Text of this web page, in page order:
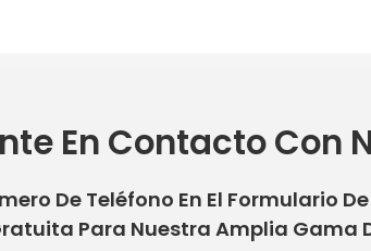
En Contacto Con
De Teléfono En El Formulario
Para Nuestra Amplia Gama